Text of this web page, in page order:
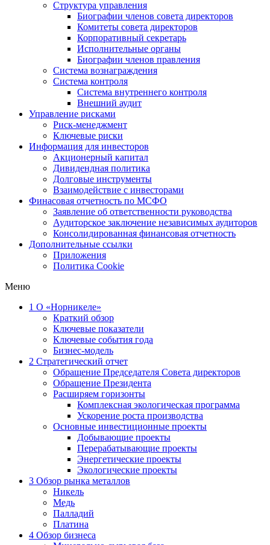
Структура управления
Биографии членов совета директоров
Комитеты совета директоров
Корпоративный секретарь
Исполнительные органы
Биографии членов правления
Система вознаграждения
Система контроля
Система внутреннего контроля
Внешний аудит
Управление рисками
Риск-менеджмент
Ключевые риски
Информация для инвесторов
Акционерный капитал
Дивидендная политика
Долговые инструменты
Взаимодействие с инвеcторами
Финасовая отчетность по МСФО
Заявление об ответственности руководства
Аудиторское заключение независимых аудиторов
Консолидированная финансовая отчетность
Дополнительные ссылки
Приложения
Политика Cookie
Меню
1 О «Норникеле»
Краткий обзор
Ключевые показатели
Ключевые события года
Бизнес-модель
2 Стратегический отчет
Обращение Председателя Совета директоров
Обращение Президента
Расширяем горизонты
Комплексная экологическая программа
Ускорение роста производства
Основные инвестиционные проекты
Добывающие проекты
Перерабатывающие проекты
Энергетические проекты
Экологические проекты
3 Обзор рынка металлов
Никель
Медь
Палладий
Платина
4 Обзор бизнеса